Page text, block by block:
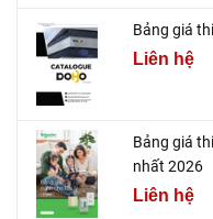
Bảng giá
Liên hệ
Bảng giá
nhất 2026
Liên hệ